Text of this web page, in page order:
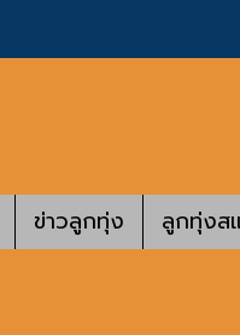
ข่าวลูกทุ่ง ลูกทุ่งส